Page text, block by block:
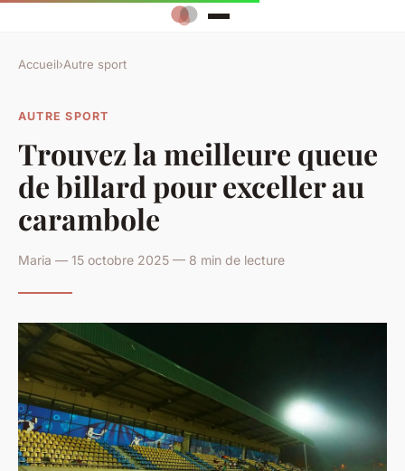
Accueil›Autre sport
AUTRE SPORT
Trouvez la meilleure queue
de billard pour exceller au
carambole
Maria — 15 octobre 2025 — 8 min de lecture